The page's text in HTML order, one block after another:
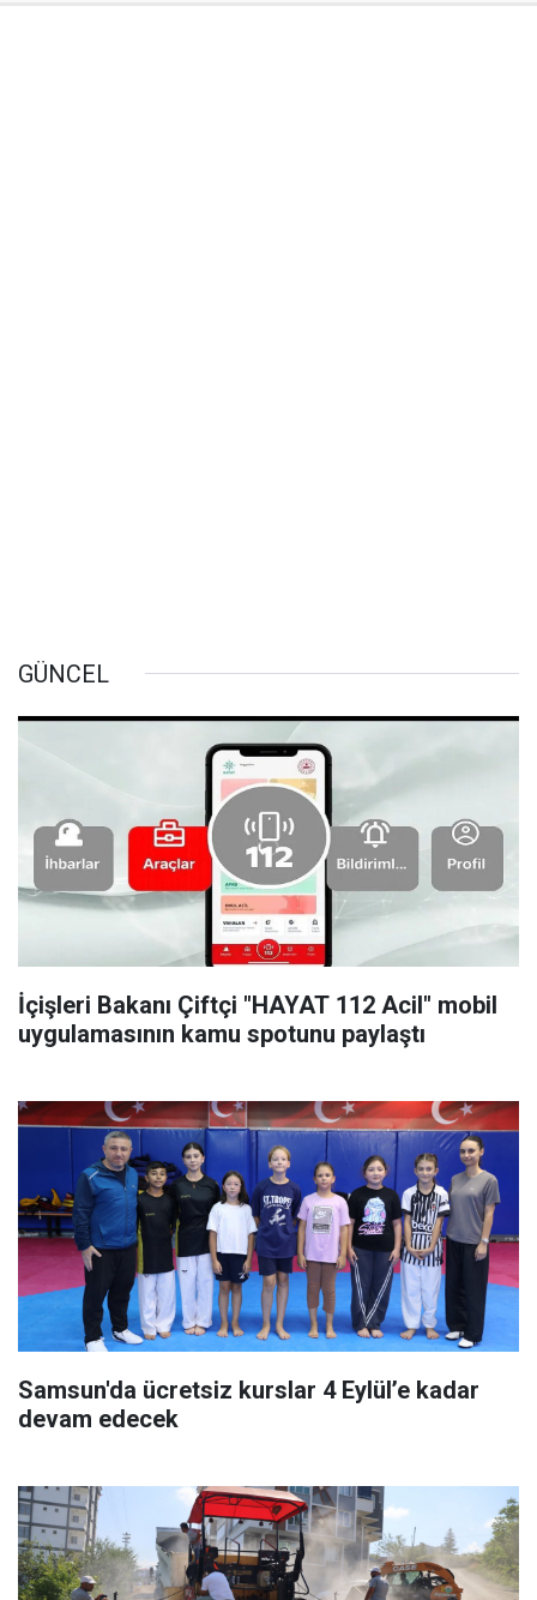
GÜNCEL
İçişleri Bakanı Çiftçi "HAYAT 112 Acil" mobil
uygulamasının kamu spotunu paylaştı
Samsun'da ücretsiz kurslar 4 Eylül’e kadar
devam edecek